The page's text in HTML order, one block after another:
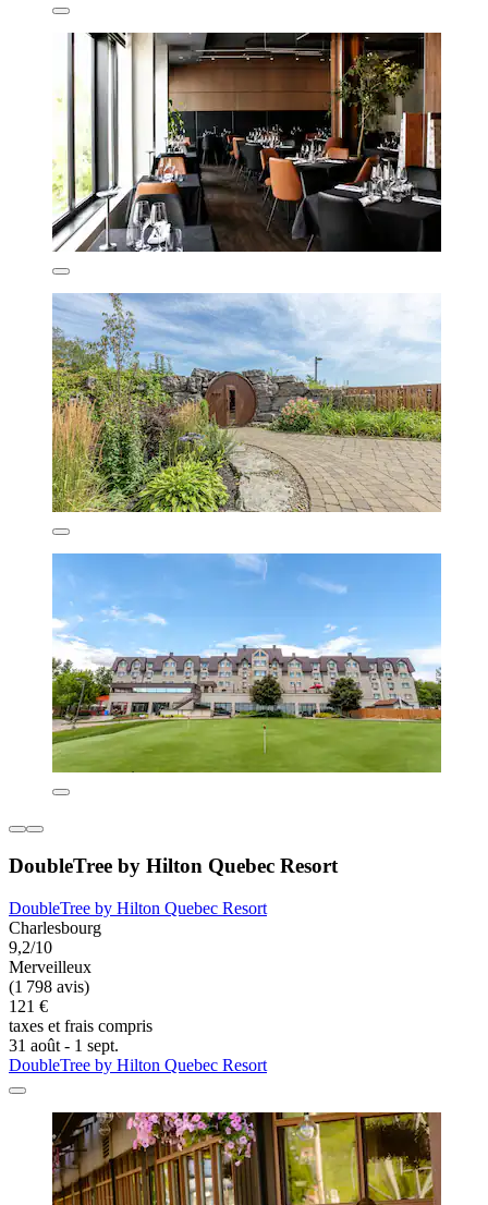
DoubleTree by Hilton Quebec Resort
DoubleTree by Hilton Quebec Resort
Charlesbourg
9,2/10
Merveilleux
(1 798 avis)
121 €
taxes et frais compris
31 août - 1 sept.
DoubleTree by Hilton Quebec Resort